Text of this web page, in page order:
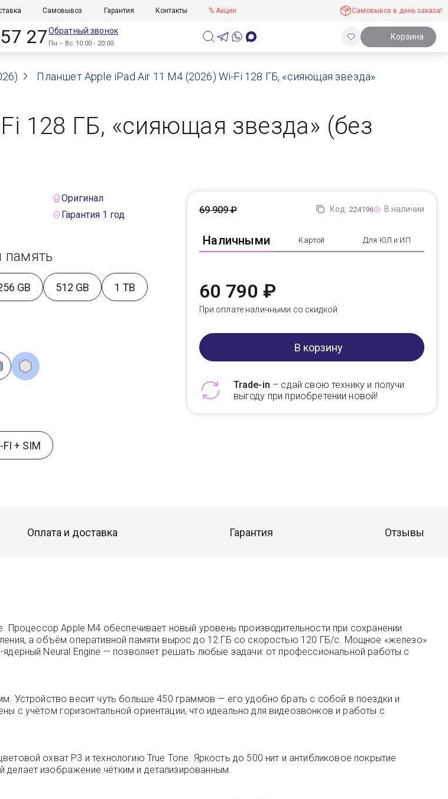
Самовывоз Гарантия Контакты % Акции Самовывоз в день заказа!
27Обратный звонок
Пн – Вс 10:00 - 20:00
Корзина
Планшет Apple iPad Air 11 M4 (2026) Wi-Fi 128 ГБ, «сияющая звезда»
128 ГБ, «сияющая звезда» (без
Оригинал
Гарантия 1 год
память
GB 512 GB 1 TB
FI + SIM
Код: 224196 В наличии
Наличными Картой Для ЮЛ и ИП
69 909 ₽
60 790 ₽
При оплате наличными со скидкой
В корзину
Trade-in – сдай свою технику и получи
выгоду при приобретении новой!
Оплата и доставка Гарантия Отзывы
Apple M4 обеспечивает новый уровень производительности при сохранении
а объём оперативной памяти вырос до 12 ГБ со скоростью 120 ГБ/с. Мощное «железо»
Neural Engine — позволяет решать любые задачи: от профессиональной работы с
Устройство весит чуть больше 450 граммов — его удобно брать с собой в поездки и
с учётом горизонтальной ориентации, что идеально для видеозвонков и работы с
охват P3 и технологию True Tone. Яркость до 500 нит и антибликовое покрытие
изображение чётким и детализированным.